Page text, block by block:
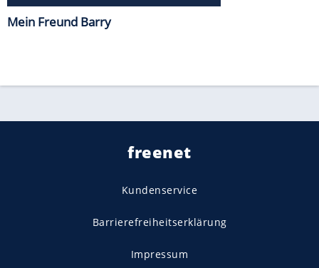
Mein Freund Barry
freenet
Kundenservice
Barrierefreiheitserklärung
Impressum